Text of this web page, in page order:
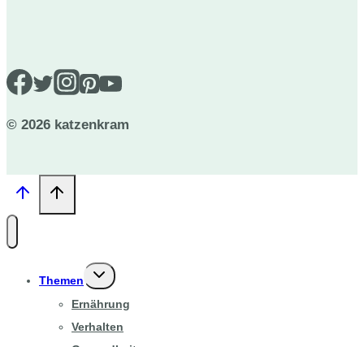
© 2026 katzenkram
Themen
Untermenü
umschalten
Ernährung
Verhalten